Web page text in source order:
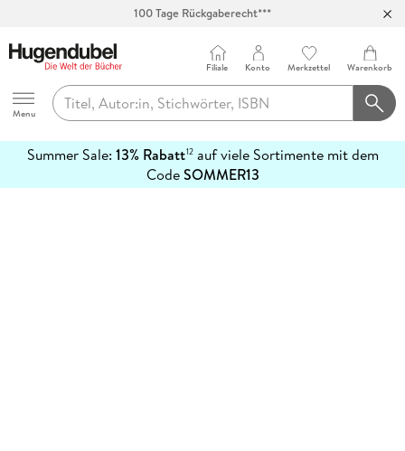
100 Tage Rückgaberecht***
Hugendubel
Menu
Filiale Konto Merkzettel Warenkorb
Summer Sale: 13% Rabatt12auf viele Sortimente mit dem
CodeSOMMER13
erfahren